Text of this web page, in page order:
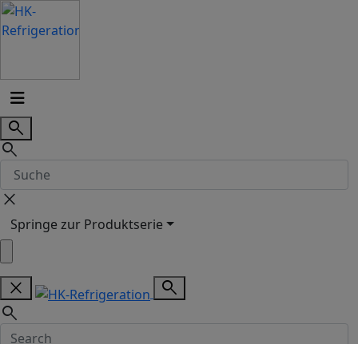
search
search
close
Springe zur Produktserie
close
search
search